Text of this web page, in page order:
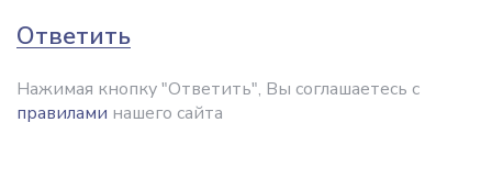
Ответить
Нажимая кнопку "Ответить", Вы соглашаетесь с
правилами нашего сайта